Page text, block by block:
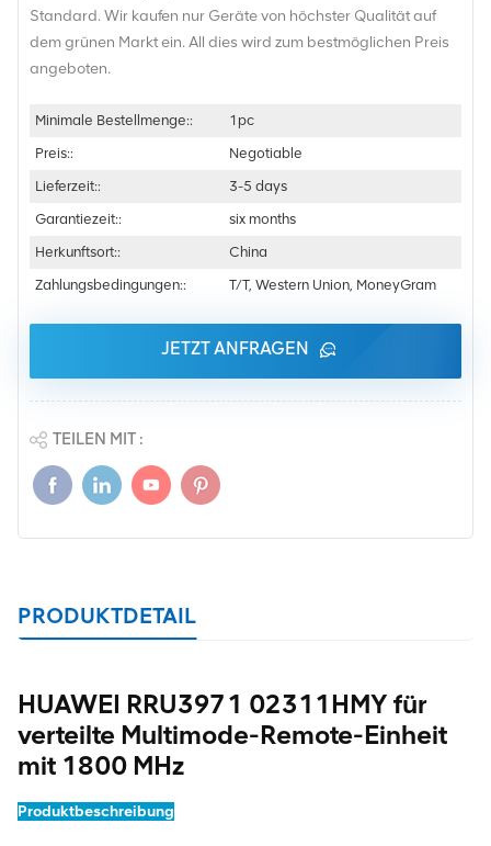
Standard. Wir kaufen nur Geräte von höchster Qualität auf
dem grünen Markt ein. All dies wird zum bestmöglichen Preis
angeboten.
Minimale Bestellmenge::
1pc
Preis::
Negotiable
Lieferzeit::
3-5 days
Garantiezeit::
six months
Herkunftsort::
China
Zahlungsbedingungen::
T/T, Western Union, MoneyGram
JETZT ANFRAGEN
TEILEN MIT :
PRODUKTDETAIL
HUAWEI RRU3971 02311HMY für
verteilte Multimode-Remote-Einheit
mit 1800 MHz
Produktbeschreibung